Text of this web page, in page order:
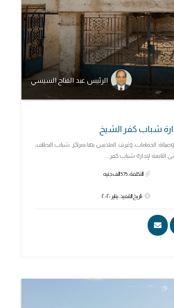
الرئيس عبد الفتاح السيسي
شباب كفر الشيخ
وصيانة الحمامات، وغرف الملابس بها،بمراكز شباب النطاف،
التابعة لإدارة شباب كفر...
التكلفة: 575 الف جنيه
تاريخ التنفيذ: يناير ٢٠٢٠